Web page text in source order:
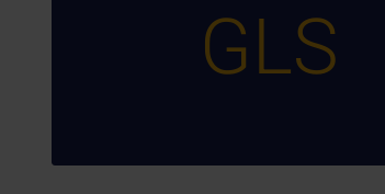
GLS